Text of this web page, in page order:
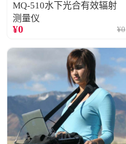
MQ-510水下光合有效辐射
测量仪
¥0 ¥0